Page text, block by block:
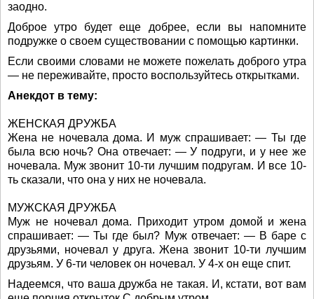
заодно.
Доброе утро будет еще добрее, если вы напомните
подружке о своем существовании с помощью картинки.
Если своими словами не можете пожелать доброго утра
— не переживайте, просто воспользуйтесь открытками.
Анекдот в тему:
ЖЕНСКАЯ ДРУЖБА
Жена не ночевала дома. И муж спрашивает: — Ты где
была всю ночь? Она отвечает: — У подруги, и у нее же
ночевала. Муж звонит 10-ти лучшим подругам. И все 10-
ть сказали, что она у них не ночевала.
МУЖСКАЯ ДРУЖБА
Муж не ночевал дома. Приходит утром домой и жена
спрашивает: — Ты где был? Муж отвечает: — В баре с
друзьями, ночевал у друга. Жена звонит 10-ти лучшим
друзьям. У 6-ти человек он ночевал. У 4-х он еще спит.
Надеемся, что ваша дружба не такая. И, кстати, вот вам